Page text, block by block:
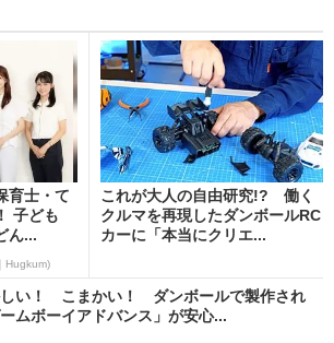
育士・て
子ども
ん...
Hugkum)
これが大人の自由研究!? 働く
クルマを再現したダンボールRC
カーに「本当にクリエ...
い！ こまかい！ ダンボールで製作され
ムボーイアドバンス」が安心...